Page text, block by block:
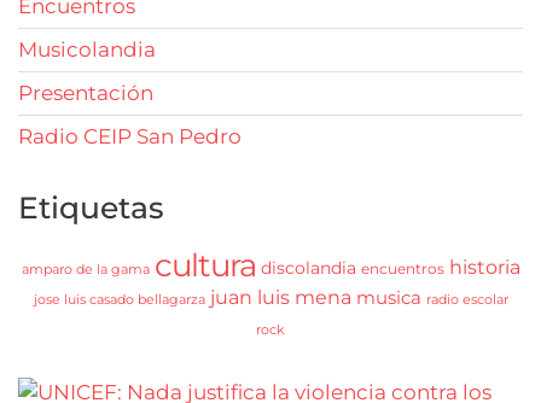
Encuentros
Musicolandia
Presentación
Radio CEIP San Pedro
Etiquetas
amparo de la gama cultura discolandia encuentros historia
jose luis casado bellagarza juan luis mena musica radio escolar
rock